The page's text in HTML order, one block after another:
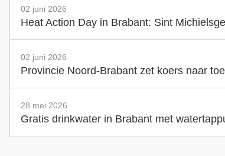
02 juni 2026
Heat Action Day in Brabant: Sint
02 juni 2026
Provincie Noord-Brabant zet koers naar
28 mei 2026
Gratis drinkwater in Brabant met